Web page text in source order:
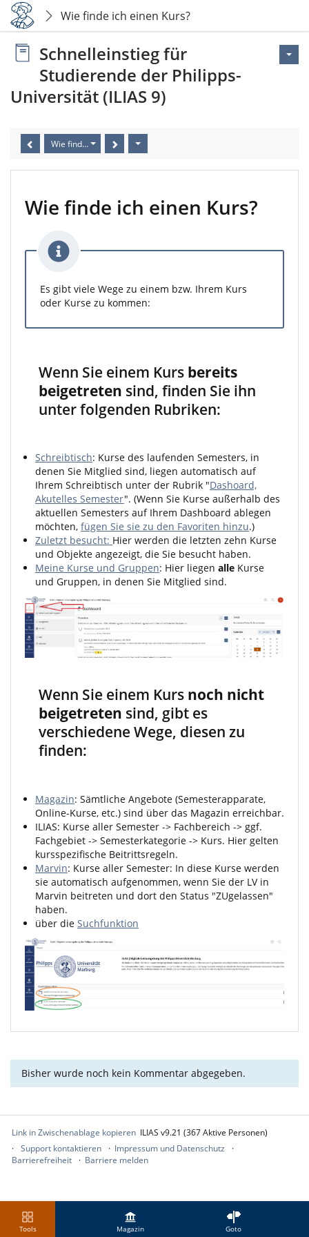
Wie finde ich einen Kurs?
Tools Magazin Goto
Schnelleinstieg für
Studierende der Philipps-
Universität (ILIAS 9)
Wie finde ich einen Kurs?
Wie finde ich einen Kurs?
Es gibt viele Wege zu einem bzw. Ihrem Kurs
oder Kurse zu kommen:
Wenn Sie einem Kurs bereits
beigetreten sind, finden Sie ihn
unter folgenden Rubriken:
Schreibtisch: Kurse des laufenden Semesters, in
denen Sie Mitglied sind, liegen automatisch auf
Ihrem Schreibtisch unter der Rubrik "Dashoard,
Akutelles Semester". (Wenn Sie Kurse außerhalb des
aktuellen Semesters auf Ihrem Dashboard ablegen
möchten, fügen Sie sie zu den Favoriten hinzu.)
Zuletzt besucht: Hier werden die letzten zehn Kurse
und Objekte angezeigt, die Sie besucht haben.
Meine Kurse und Gruppen: Hier liegen alle Kurse
und Gruppen, in denen Sie Mitglied sind.
Wenn Sie einem Kurs noch nicht
beigetreten sind, gibt es
verschiedene Wege, diesen zu
finden:
Magazin: Sämtliche Angebote (Semesterapparate,
Online-Kurse, etc.) sind über das Magazin erreichbar.
ILIAS: Kurse aller Semester -> Fachbereich -> ggf.
Fachgebiet -> Semesterkategorie -> Kurs. Hier gelten
kursspezifische Beitrittsregeln.
Marvin: Kurse aller Semester: In diese Kurse werden
sie automatisch aufgenommen, wenn Sie der LV in
Marvin beitreten und dort den Status "ZUgelassen"
haben.
über die Suchfunktion
Bisher wurde noch kein Kommentar abgegeben.
Link in Zwischenablage kopieren ILIAS v9.21 (367 Aktive Personen)
Support kontaktieren
Impressum und Datenschutz
Barrierefreiheit
Barriere melden